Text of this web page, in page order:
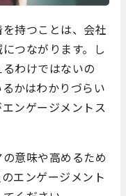
持つことは、会社
つながります。し
わけではないの
かはわかりづらい
ンゲージメントス
意味や高めるため
エンゲージメント